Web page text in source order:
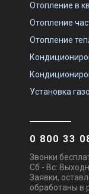
Отопление в
Отопление
Отопление
Установка
0 800 33
Звонки
Сб - Вс:
Заявки,
обработаны в